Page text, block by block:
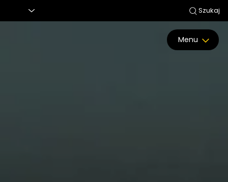
Menu
Szukaj